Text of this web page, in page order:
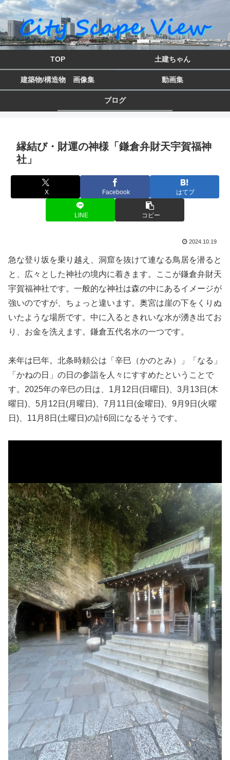
TOP 土建ちゃん
建築物/構造物 画像集 動画集
ブログ
縁結び・財運の神様「鎌倉弁財天宇賀福神
社」
X Facebook はてブ
LINE コピー
2024.10.19
急な登り坂を乗り越え、洞窟を抜けて連なる鳥居を潜ると
と、広々とした神社の境内に着きます。ここが鎌倉弁財天
宇賀福神社です。一般的な神社は森の中にあるイメージが
強いのですが、ちょっと違います。奥宮は崖の下をくりぬ
いたような場所です。中に入るときれいな水が湧き出てお
り、お金を洗えます。鎌倉五代名水の一つです。
来年は巳年。北条時頼公は「辛巳（かのとみ）」「なる」
「かねの日」の日の参詣を人々にすすめたということで
す。2025年の辛巳の日は、1月12日(日曜日)、3月13日(木
曜日)、5月12日(月曜日)、7月11日(金曜日)、9月9日(火曜
日)、11月8日(土曜日)の計6回になるそうです。